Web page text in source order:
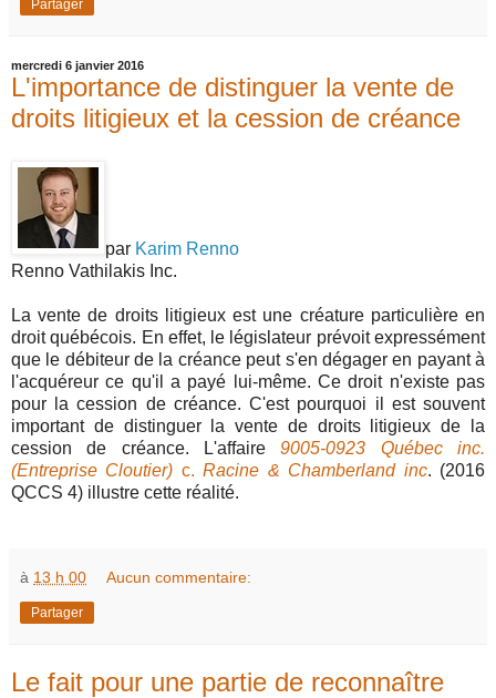
Partager
mercredi 6 janvier 2016
L'importance de distinguer la vente de
droits litigieux et la cession de créance
par Karim Renno
Renno Vathilakis Inc.
La vente de droits litigieux est une créature particulière en
droit québécois. En effet, le législateur prévoit expressément
que le débiteur de la créance peut s'en dégager en payant à
l'acquéreur ce qu'il a payé lui-même. Ce droit n'existe pas
pour la cession de créance. C'est pourquoi il est souvent
important de distinguer la vente de droits litigieux de la
cession de créance. L'affaire9005-0923 Québec inc.
(Entreprise Cloutier) c.Racine & Chamberland inc. (2016
QCCS 4) illustre cette réalité.
à 13 h 00 Aucun commentaire:
Partager
Le fait pour une partie de reconnaître